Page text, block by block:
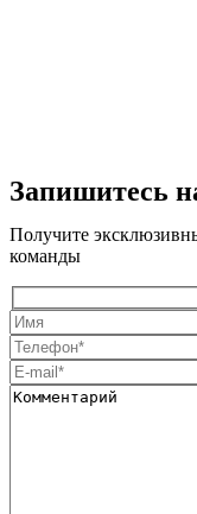
Запишитесь
Получите
команды